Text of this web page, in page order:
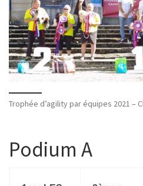
Trophée d’agility par équipes 2021 –
Podium A